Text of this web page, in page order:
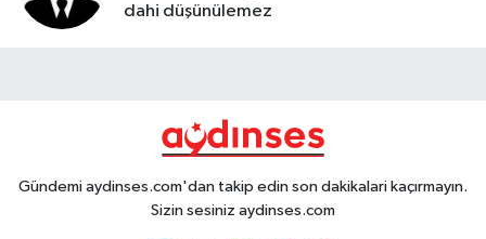
dahi düşünülemez
Gündemi aydinses.com'dan takip edin son dakikalari kaçırmayın.
Sizin sesiniz aydinses.com